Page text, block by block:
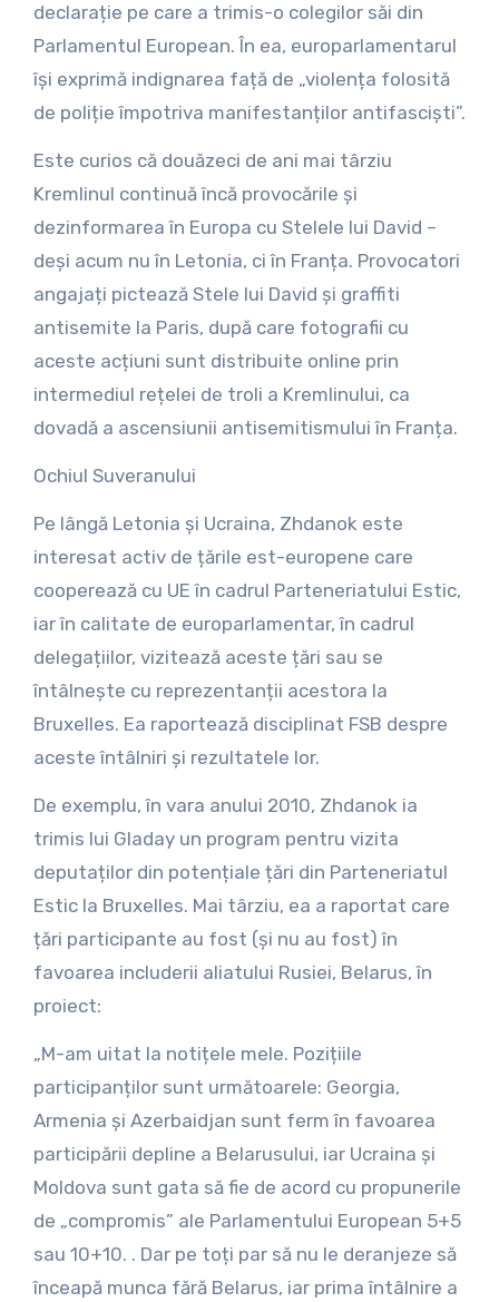
declarație pe care a trimis-o colegilor săi din
Parlamentul European. În ea, europarlamentarul
își exprimă indignarea față de „violența folosită
de poliție împotriva manifestanților antifasciști”.
Este curios că douăzeci de ani mai târziu
Kremlinul continuă încă provocările și
dezinformarea în Europa cu Stelele lui David –
deși acum nu în Letonia, ci în Franța. Provocatori
angajați pictează Stele lui David și graffiti
antisemite la Paris, după care fotografii cu
aceste acțiuni sunt distribuite online prin
intermediul rețelei de troli a Kremlinului, ca
dovadă a ascensiunii antisemitismului în Franța.
Ochiul Suveranului
Pe lângă Letonia și Ucraina, Zhdanok este
interesat activ de țările est-europene care
cooperează cu UE în cadrul Parteneriatului Estic,
iar în calitate de europarlamentar, în cadrul
delegațiilor, vizitează aceste țări sau se
întâlnește cu reprezentanții acestora la
Bruxelles. Ea raportează disciplinat FSB despre
aceste întâlniri și rezultatele lor.
De exemplu, în vara anului 2010, Zhdanok ia
trimis lui Gladay un program pentru vizita
deputaților din potențiale țări din Parteneriatul
Estic la Bruxelles. Mai târziu, ea a raportat care
țări participante au fost (și nu au fost) în
favoarea includerii aliatului Rusiei, Belarus, în
proiect:
„M-am uitat la notițele mele. Pozițiile
participanților sunt următoarele: Georgia,
Armenia și Azerbaidjan sunt ferm în favoarea
participării depline a Belarusului, iar Ucraina și
Moldova sunt gata să fie de acord cu propunerile
de „compromis” ale Parlamentului European 5+5
sau 10+10. . Dar pe toți par să nu le deranjeze să
înceapă munca fără Belarus, iar prima întâlnire a